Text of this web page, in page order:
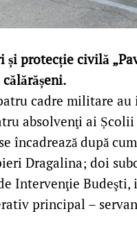
protecție civilă
cadre militare
absolvenţi ai
încadrează după
Dragalina; doi
Intervenţie Budeşti,
principal –